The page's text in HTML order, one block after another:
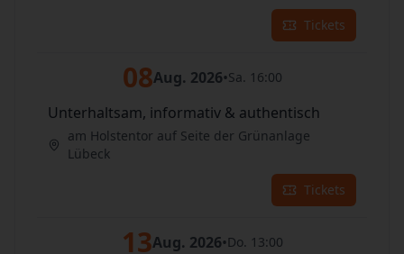
Tickets
08Aug. 2026•Sa. 16:00
Unterhaltsam, informativ & authentisch
am Holstentor auf Seite der Grünanlage
Lübeck
Tickets
13Aug. 2026•Do. 13:00